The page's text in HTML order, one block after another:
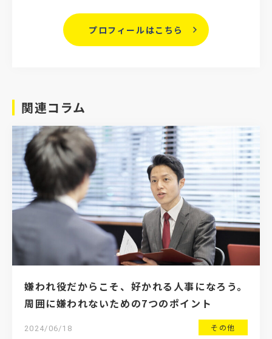
プロフィールはこちら
関連コラム
嫌われ役だからこそ、好かれる人事になろう。
周囲に嫌われないための7つのポイント
2024/06/18 その他